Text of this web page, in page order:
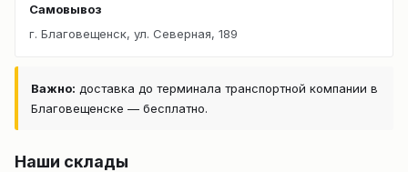
Самовывоз
г. Благовещенск, ул. Северная, 189
Важно: доставка до терминала транспортной компании в
Благовещенске — бесплатно.
Наши склады